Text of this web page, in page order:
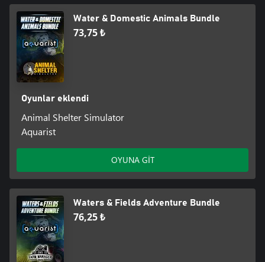
Water & Domestic Animals Bundle
73,75 ₺
Oyunlar eklendi
Animal Shelter Simulator
Aquarist
OYUNA GİT
Waters & Fields Adventure Bundle
76,25 ₺